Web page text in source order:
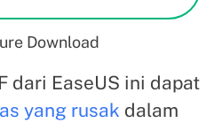
Download
dari EaseUS ini dapat
yang rusak dalam